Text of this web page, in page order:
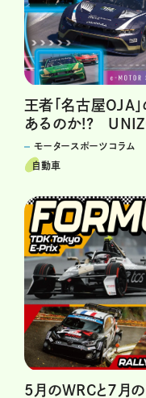
王者「名古屋OJA
あるのか!?
モータースポーツコラム
自動車
5月のWRCと７月